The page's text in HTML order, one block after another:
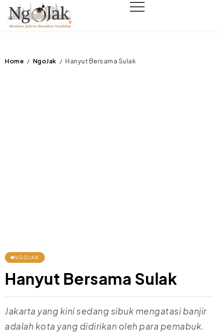
Home / NgoJak / Hanyut Bersama Sulak
NGOJAK
Hanyut Bersama Sulak
Jakarta yang kini sedang sibuk mengatasi banjir
adalah kota yang didirikan oleh para pemabuk.